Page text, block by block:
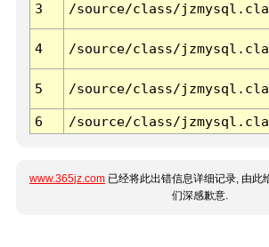
3 /source/class/
4 /source/class/
5 /source/class/
6 /source/class/
www.365jz.com 已经将此出错信息详细记录, 由此
们深感歉意.